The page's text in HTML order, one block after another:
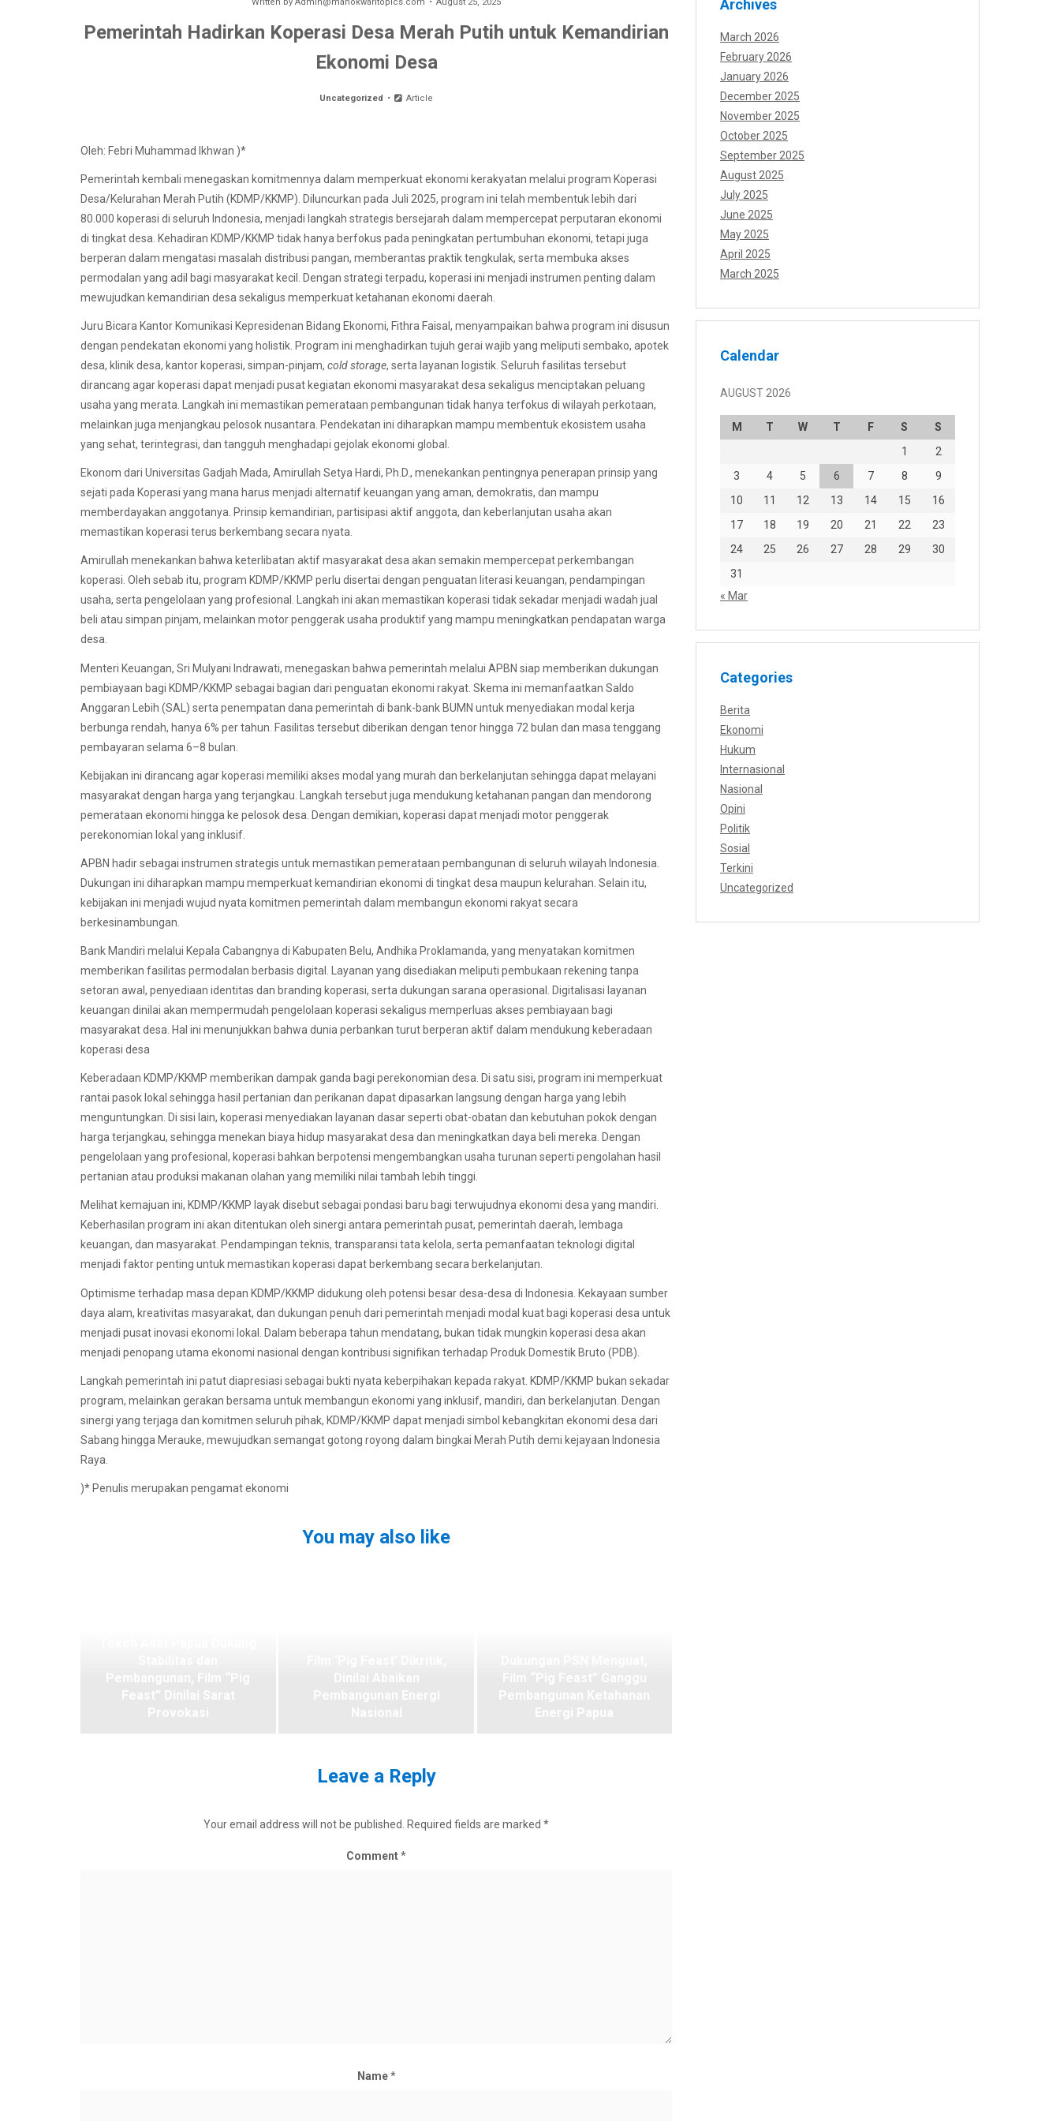
Pemerintah Hadirkan Koperasi Desa Merah Putih untuk Kemandirian
Ekonomi Desa
Uncategorized Article
Oleh: Febri Muhammad Ikhwan )*
Pemerintah kembali menegaskan komitmennya dalam memperkuat ekonomi kerakyatan melalui program Koperasi
Desa/Kelurahan Merah Putih (KDMP/KKMP). Diluncurkan pada Juli 2025, program ini telah membentuk lebih dari
80.000 koperasi di seluruh Indonesia, menjadi langkah strategis bersejarah dalam mempercepat perputaran ekonomi
di tingkat desa. Kehadiran KDMP/KKMP tidak hanya berfokus pada peningkatan pertumbuhan ekonomi, tetapi juga
berperan dalam mengatasi masalah distribusi pangan, memberantas praktik tengkulak, serta membuka akses
permodalan yang adil bagi masyarakat kecil. Dengan strategi terpadu, koperasi ini menjadi instrumen penting dalam
mewujudkan kemandirian desa sekaligus memperkuat ketahanan ekonomi daerah.
Juru Bicara Kantor Komunikasi Kepresidenan Bidang Ekonomi, Fithra Faisal, menyampaikan bahwa program ini disusun
dengan pendekatan ekonomi yang holistik. Program ini menghadirkan tujuh gerai wajib yang meliputi sembako, apotek
desa, klinik desa, kantor koperasi, simpan-pinjam, cold storage, serta layanan logistik. Seluruh fasilitas tersebut
dirancang agar koperasi dapat menjadi pusat kegiatan ekonomi masyarakat desa sekaligus menciptakan peluang
usaha yang merata. Langkah ini memastikan pemerataan pembangunan tidak hanya terfokus di wilayah perkotaan,
melainkan juga menjangkau pelosok nusantara. Pendekatan ini diharapkan mampu membentuk ekosistem usaha
yang sehat, terintegrasi, dan tangguh menghadapi gejolak ekonomi global.
Ekonom dari Universitas Gadjah Mada, Amirullah Setya Hardi, Ph.D., menekankan pentingnya penerapan prinsip yang
sejati pada Koperasi yang mana harus menjadi alternatif keuangan yang aman, demokratis, dan mampu
memberdayakan anggotanya. Prinsip kemandirian, partisipasi aktif anggota, dan keberlanjutan usaha akan
memastikan koperasi terus berkembang secara nyata.
Amirullah menekankan bahwa keterlibatan aktif masyarakat desa akan semakin mempercepat perkembangan
koperasi. Oleh sebab itu, program KDMP/KKMP perlu disertai dengan penguatan literasi keuangan, pendampingan
usaha, serta pengelolaan yang profesional. Langkah ini akan memastikan koperasi tidak sekadar menjadi wadah jual
beli atau simpan pinjam, melainkan motor penggerak usaha produktif yang mampu meningkatkan pendapatan warga
desa.
Menteri Keuangan, Sri Mulyani Indrawati, menegaskan bahwa pemerintah melalui APBN siap memberikan dukungan
pembiayaan bagi KDMP/KKMP sebagai bagian dari penguatan ekonomi rakyat. Skema ini memanfaatkan Saldo
Anggaran Lebih (SAL) serta penempatan dana pemerintah di bank-bank BUMN untuk menyediakan modal kerja
berbunga rendah, hanya 6% per tahun. Fasilitas tersebut diberikan dengan tenor hingga 72 bulan dan masa tenggang
pembayaran selama 6–8 bulan.
Kebijakan ini dirancang agar koperasi memiliki akses modal yang murah dan berkelanjutan sehingga dapat melayani
masyarakat dengan harga yang terjangkau. Langkah tersebut juga mendukung ketahanan pangan dan mendorong
pemerataan ekonomi hingga ke pelosok desa. Dengan demikian, koperasi dapat menjadi motor penggerak
perekonomian lokal yang inklusif.
APBN hadir sebagai instrumen strategis untuk memastikan pemerataan pembangunan di seluruh wilayah Indonesia.
Dukungan ini diharapkan mampu memperkuat kemandirian ekonomi di tingkat desa maupun kelurahan. Selain itu,
kebijakan ini menjadi wujud nyata komitmen pemerintah dalam membangun ekonomi rakyat secara
berkesinambungan.
Bank Mandiri melalui Kepala Cabangnya di Kabupaten Belu, Andhika Proklamanda, yang menyatakan komitmen
memberikan fasilitas permodalan berbasis digital. Layanan yang disediakan meliputi pembukaan rekening tanpa
setoran awal, penyediaan identitas dan branding koperasi, serta dukungan sarana operasional. Digitalisasi layanan
keuangan dinilai akan mempermudah pengelolaan koperasi sekaligus memperluas akses pembiayaan bagi
masyarakat desa. Hal ini menunjukkan bahwa dunia perbankan turut berperan aktif dalam mendukung keberadaan
koperasi desa
Keberadaan KDMP/KKMP memberikan dampak ganda bagi perekonomian desa. Di satu sisi, program ini memperkuat
rantai pasok lokal sehingga hasil pertanian dan perikanan dapat dipasarkan langsung dengan harga yang lebih
menguntungkan. Di sisi lain, koperasi menyediakan layanan dasar seperti obat-obatan dan kebutuhan pokok dengan
harga terjangkau, sehingga menekan biaya hidup masyarakat desa dan meningkatkan daya beli mereka. Dengan
pengelolaan yang profesional, koperasi bahkan berpotensi mengembangkan usaha turunan seperti pengolahan hasil
pertanian atau produksi makanan olahan yang memiliki nilai tambah lebih tinggi.
Melihat kemajuan ini, KDMP/KKMP layak disebut sebagai pondasi baru bagi terwujudnya ekonomi desa yang mandiri.
Keberhasilan program ini akan ditentukan oleh sinergi antara pemerintah pusat, pemerintah daerah, lembaga
keuangan, dan masyarakat. Pendampingan teknis, transparansi tata kelola, serta pemanfaatan teknologi digital
menjadi faktor penting untuk memastikan koperasi dapat berkembang secara berkelanjutan.
Optimisme terhadap masa depan KDMP/KKMP didukung oleh potensi besar desa-desa di Indonesia. Kekayaan sumber
daya alam, kreativitas masyarakat, dan dukungan penuh dari pemerintah menjadi modal kuat bagi koperasi desa untuk
menjadi pusat inovasi ekonomi lokal. Dalam beberapa tahun mendatang, bukan tidak mungkin koperasi desa akan
menjadi penopang utama ekonomi nasional dengan kontribusi signifikan terhadap Produk Domestik Bruto (PDB).
Langkah pemerintah ini patut diapresiasi sebagai bukti nyata keberpihakan kepada rakyat. KDMP/KKMP bukan sekadar
program, melainkan gerakan bersama untuk membangun ekonomi yang inklusif, mandiri, dan berkelanjutan. Dengan
sinergi yang terjaga dan komitmen seluruh pihak, KDMP/KKMP dapat menjadi simbol kebangkitan ekonomi desa dari
Sabang hingga Merauke, mewujudkan semangat gotong royong dalam bingkai Merah Putih demi kejayaan Indonesia
Raya.
)* Penulis merupakan pengamat ekonomi
You may also like
Leave a Reply
Your email address will not be published. Required fields are marked *
Comment*
Name*
Archives
March 2026
February 2026
January 2026
December 2025
November 2025
October 2025
September 2025
August 2025
July 2025
June 2025
May 2025
April 2025
March 2025
Calendar
AUGUST 2026
M T W T F S
S
1
2
3
4 5 6 7 8
9
10
11 12 13 14 15
16
17
18 19 20 21 22
23
24
25 26 27 28 29
30
31
« Mar
Categories
Berita
Ekonomi
Hukum
Internasional
Nasional
Opini
Politik
Sosial
Terkini
Uncategorized